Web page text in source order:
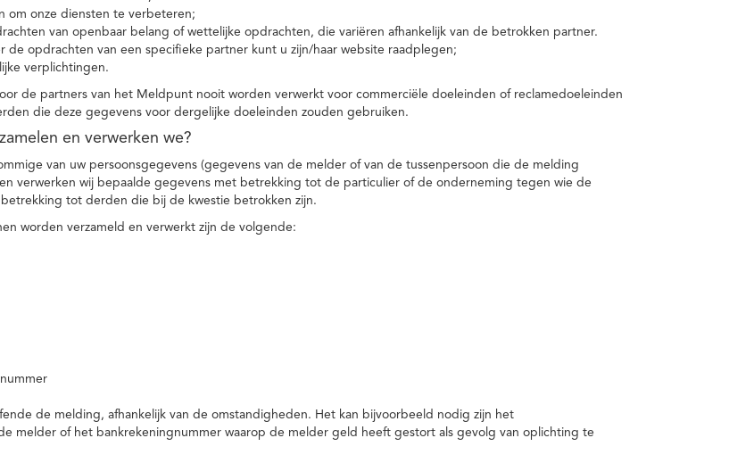
om onze diensten te verbeteren;
van openbaar belang of wettelijke opdrachten, die variëren afhankelijk van de betrokken partner.
de opdrachten van een specifieke partner kunt u zijn/haar website raadplegen;
verplichtingen.
de partners van het Meldpunt nooit worden verwerkt voor commerciële doeleinden of reclamedoeleinden
die deze gegevens voor dergelijke doeleinden zouden gebruiken.
en verwerken we?
van uw persoonsgegevens (gegevens van de melder of van de tussenpersoon die de melding
en verwerken wij bepaalde gegevens met betrekking tot de particulier of de onderneming tegen wie de
tot derden die bij de kwestie betrokken zijn.
worden verzameld en verwerkt zijn de volgende:
de melding, afhankelijk van de omstandigheden. Het kan bijvoorbeeld nodig zijn het
melder of het bankrekeningnummer waarop de melder geld heeft gestort als gevolg van oplichting te